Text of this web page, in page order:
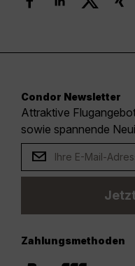
Condor Newsletter
Attraktive
sowie spannende
Zahlungsmethoden